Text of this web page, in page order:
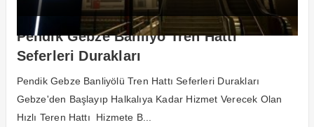
Pendik Gebze Banliyö Tren Hattı
Seferleri Durakları
Pendik Gebze Banliyölü Tren Hattı Seferleri Durakları
Gebze'den Başlayıp Halkalıya Kadar Hizmet Verecek Olan
Hızlı Teren Hattı Hizmete B...